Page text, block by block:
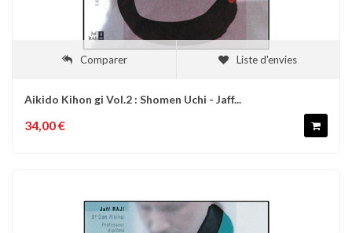
Comparer Liste d'envies
Aikido Kihon gi Vol.2 : Shomen Uchi - Jaff...
34,00 €